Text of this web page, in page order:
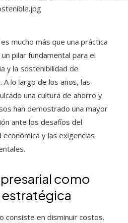
mucho más que una práctica
pilar fundamental para el
y la sostenibilidad de
A lo largo de los años, las
una cultura de ahorro y
han demostrado una mayor
ante los desafíos del
y las exigencias
como
consiste en disminuir costos.